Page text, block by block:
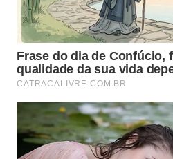
Em cozinhas com uso
estado da manta a cada
média, a cada 30 dias; em
substituição costuma variar